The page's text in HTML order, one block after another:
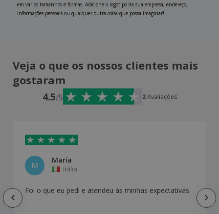
em vários tamanhos e formas. Adicione o logotipo da sua empresa, endereço,
informações pessoais ou qualquer outra coisa que possa imaginar!
Veja o que os nossos clientes mais
gostaram
4.5/5 2 Avaliações
M
Maria
Itália
Foi o que eu pedi e atendeu às minhas expectativas.